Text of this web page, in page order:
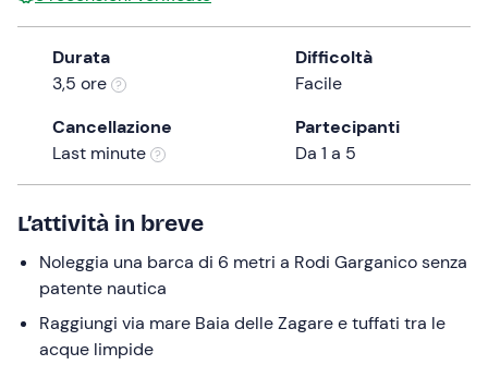
Press
question
mark
get
keyboard
shortcuts
for
changing
Durata
3,5 ore
Difficoltà
Facile
Cancellazione
Last minute
Partecipanti
Da 1 a 5
L’attività in breve
Noleggia una barca di 6 metri a Rodi Garganico senza
patente nautica
Raggiungi via mare Baia delle Zagare e tuffati tra le
acque limpide